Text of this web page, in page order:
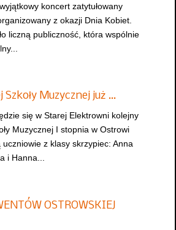
koncert zatytułowany
z okazji Dnia Kobiet.
liczną publiczność, która wspólnie
Szkoły Muzycznej już …
się w Starej Elektrowni kolejny
Muzycznej I stopnia w Ostrowi
z klasy skrzypiec: Anna
i Hanna...
OSTROWSKIEJ